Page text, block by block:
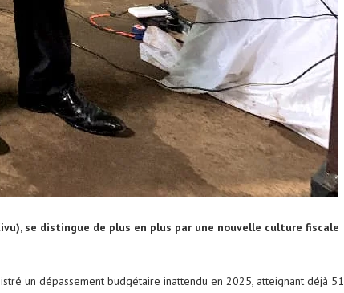
se distingue de plus en plus par une nouvelle culture fiscale
un dépassement budgétaire inattendu en 2025, atteignant déjà 51